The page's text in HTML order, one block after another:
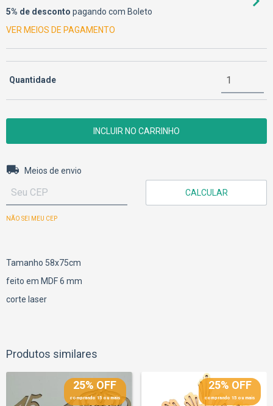
5% de desconto pagando com Boleto
VER MEIOS DE PAGAMENTO
Quantidade
Entregas para o CEP:
Meios de envio
CALCULAR
NÃO SEI MEU CEP
Tamanho 58x75cm
feito em MDF 6 mm
corte laser
Produtos similares
25% OFF
comprando 15 ou mais
25% OFF
comprando 15 ou mais